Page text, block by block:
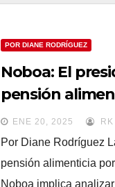
POR DIANE RODRÍGUEZ
Noboa: El
pensión
mientras
ENE 20, 2025 RK
Por Diane Rodríguez
pensión alimenticia
Noboa implica